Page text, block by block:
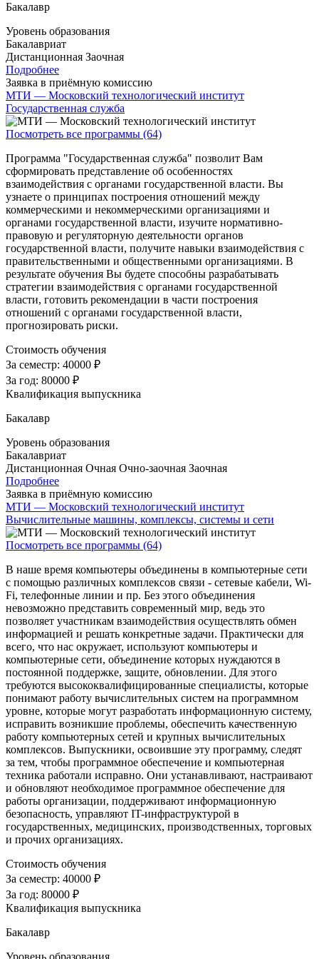
Бакалавр
Уровень образования
Бакалавриат
Дистанционная Заочная
Подробнее
Заявка в приёмную комиссию
МТИ — Московский технологический институт
Государственная служба
Посмотреть все программы (64)
Программа "Государственная служба" позволит Вам
сформировать представление об особенностях
взаимодействия с органами государственной власти. Вы
узнаете о принципах построения отношений между
коммерческими и некоммерческими организациями и
органами государственной власти, изучите нормативно-
правовую и регуляторную деятельности органов
государственной власти, получите навыки взаимодействия с
правительственными и общественными организациями. В
результате обучения Вы будете способны разрабатывать
стратегии взаимодействия с органами государственной
власти, готовить рекомендации в части построения
отношений с органами государственной власти,
прогнозировать риски.
Стоимость обучения
За семестр: 40000 ₽
За год: 80000 ₽
Квалификация выпускника
Бакалавр
Уровень образования
Бакалавриат
Дистанционная Очная Очно-заочная Заочная
Подробнее
Заявка в приёмную комиссию
МТИ — Московский технологический институт
Вычислительные машины, комплексы, системы и сети
Посмотреть все программы (64)
В наше время компьютеры объединены в компьютерные сети
с помощью различных комплексов связи - сетевые кабели, Wi-
Fi, телефонные линии и пр. Без этого объединения
невозможно представить современный мир, ведь это
позволяет участникам взаимодействия осуществлять обмен
информацией и решать конкретные задачи. Практически для
всего, что нас окружает, используют компьютеры и
компьютерные сети, объединение которых нуждаются в
постоянной поддержке, защите, обновлении. Для этого
требуются высококвалифицированные специалисты, которые
понимают работу вычислительных систем на программном
уровне, которые могут разработать информационную систему,
исправить возникшие проблемы, обеспечить качественную
работу компьютерных сетей и крупных вычислительных
комплексов. Выпускники, освоившие эту программу, следят
за тем, чтобы программное обеспечение и компьютерная
техника работали исправно. Они устанавливают, настраивают
и обновляют необходимое программное обеспечение для
работы организации, поддерживают информационную
безопасность, управляют IT-инфраструктурой в
государственных, медицинских, производственных, торговых
и прочих организациях.
Стоимость обучения
За семестр: 40000 ₽
За год: 80000 ₽
Квалификация выпускника
Бакалавр